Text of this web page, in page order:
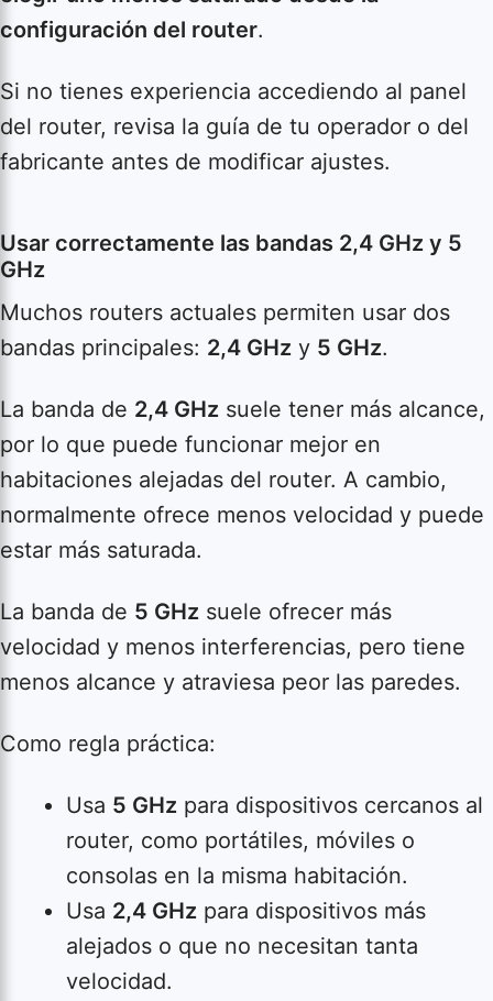
configuración del router.
Si no tienes experiencia accediendo al panel
del router, revisa la guía de tu operador o del
fabricante antes de modificar ajustes.
Usar correctamente las bandas 2,4 GHz y 5
GHz
Muchos routers actuales permiten usar dos
bandas principales: 2,4 GHz y 5 GHz.
La banda de 2,4 GHz suele tener más alcance,
por lo que puede funcionar mejor en
habitaciones alejadas del router. A cambio,
normalmente ofrece menos velocidad y puede
estar más saturada.
La banda de 5 GHz suele ofrecer más
velocidad y menos interferencias, pero tiene
menos alcance y atraviesa peor las paredes.
Como regla práctica:
Usa 5 GHz para dispositivos cercanos al
router, como portátiles, móviles o
consolas en la misma habitación.
Usa 2,4 GHz para dispositivos más
alejados o que no necesitan tanta
velocidad.